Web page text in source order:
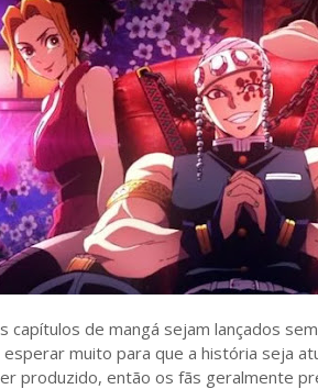
capítulos de mangá sejam lançados
muito para que a história seja
produzido, então os fãs geralmente